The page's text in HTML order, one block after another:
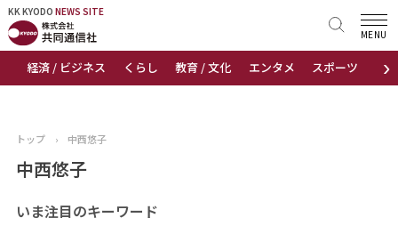
KK KYODO NEWS SITE
›
経済 / ビジネス くらし 教育 / 文化 エンタメ スポーツ 地域
MENU
KK KYODONEWS SITE
トップページ
ニュース
おすすめコンテンツ
トップ › 中西悠子
中西悠子
いま注目のキーワード